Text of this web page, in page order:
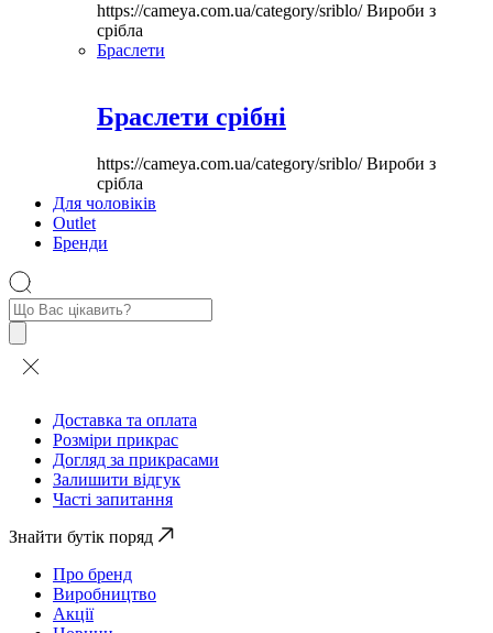
https://cameya.com.ua/category/sriblo/Вироби з
срібла
Браслети
Браслети срібні
https://cameya.com.ua/category/sriblo/Вироби з
срібла
Для чоловіків
Outlet
Бренди
Пошук
товарів
Доставка та оплата
Розміри прикрас
Догляд за прикрасами
Залишити відгук
Часті запитання
Знайти бутік поряд
Про бренд
Виробництво
Акції